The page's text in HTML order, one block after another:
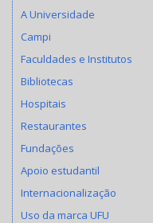
A Universidade
Campi
Faculdades e Institutos
Bibliotecas
Hospitais
Restaurantes
Fundações
Apoio estudantil
Internacionalização
Uso da marca UFU